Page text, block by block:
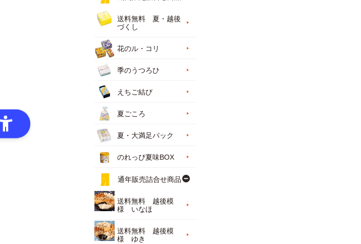
送料無料 夏・越後
づくし
花のル・コリ
季のうつろひ
えちご結び
夏ごころ
夏・大満足パック
のれっぴ夏味BOX
通年販売詰合せ商品
送料無料 越後模
様 いなほ
送料無料 越後模
様 ゆき